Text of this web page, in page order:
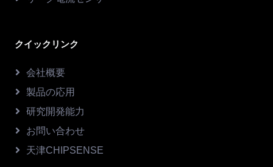
クイックリンク
会社概要
製品の応用
研究開発能力
お問い合わせ
天津CHIPSENSE